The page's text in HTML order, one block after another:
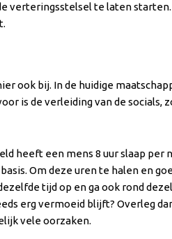
verteringsstelsel te laten
ook bij. In de huidige
is de verleiding van de socials,
heeft een mens 8 uur slaap
Om deze uren te halen en
tijd op en ga ook rond
erg vermoeid blijft? Overleg
vele oorzaken.